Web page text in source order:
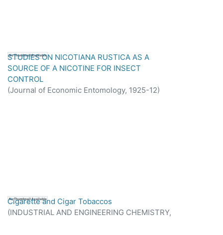
No Thumbnail Available
STUDIES ON NICOTIANA RUSTICA AS A
SOURCE OF A NICOTINE FOR INSECT
CONTROL
(Journal of Economic Entomology, 1925-12)
No Thumbnail Available
Cigarette and Cigar Tobaccos
(INDUSTRIAL AND ENGINEERING CHEMISTRY,